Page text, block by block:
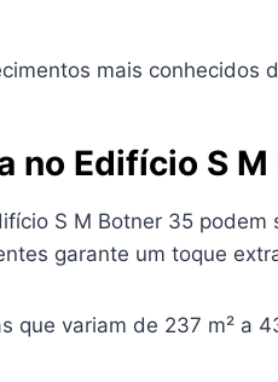
mais conhecidos
no Edifício S
S M Botner 35
garante um toque
que variam de 237 m² a